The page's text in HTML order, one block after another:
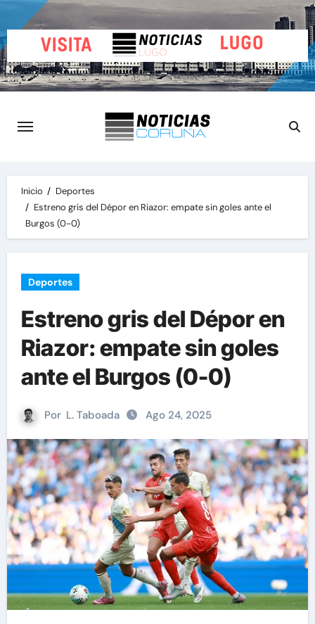
al
contenido
Inicio
Deportes
Estreno gris del Dépor en Riazor: empate sin goles ante el
Burgos (0-0)
Deportes
Estreno gris del Dépor en
Riazor: empate sin goles
ante el Burgos (0-0)
Por L. Taboada Ago 24, 2025